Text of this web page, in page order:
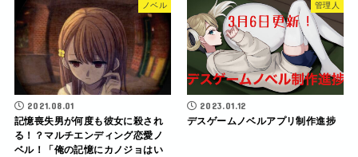
ノベル
2021.08.01
記憶喪失男が何度も彼女に殺され
る！？マルチエンディング恋愛ノ
ベル！「俺の記憶にカノジョはい
管理人
2023.01.12
デスゲームノベルアプリ制作進捗